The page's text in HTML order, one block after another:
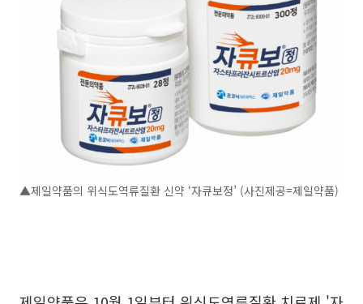
▲제일약품의 위식도역류질환 신약 ‘자큐보정’ (사진제공=제일약품)